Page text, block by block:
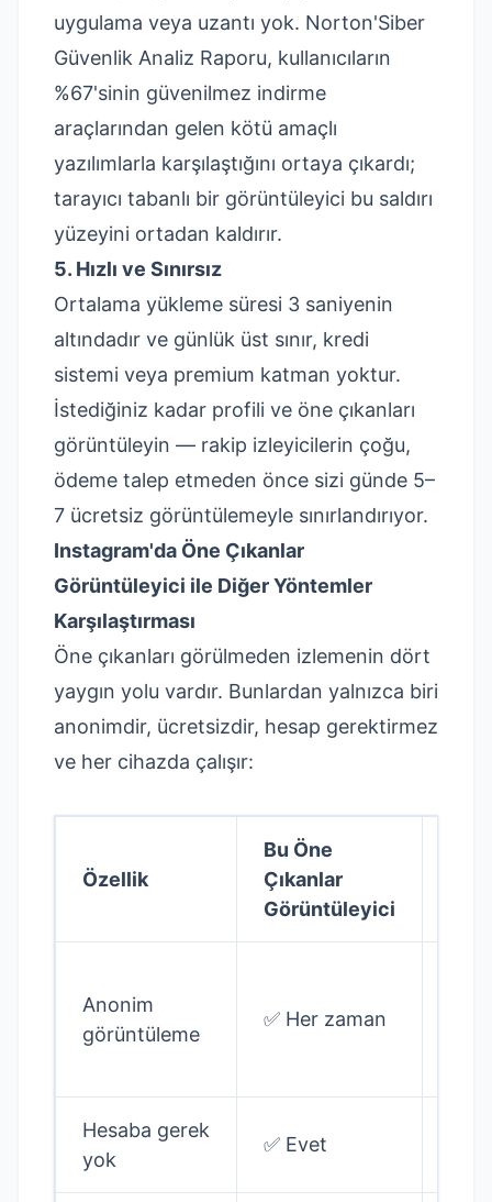
uygulama veya uzantı yok. Norton'Siber
Güvenlik Analiz Raporu, kullanıcıların
%67'sinin güvenilmez indirme
araçlarından gelen kötü amaçlı
yazılımlarla karşılaştığını ortaya çıkardı;
tarayıcı tabanlı bir görüntüleyici bu saldırı
yüzeyini ortadan kaldırır.
5. Hızlı ve Sınırsız
Ortalama yükleme süresi 3 saniyenin
altındadır ve günlük üst sınır, kredi
sistemi veya premium katman yoktur.
İstediğiniz kadar profili ve öne çıkanları
görüntüleyin — rakip izleyicilerin çoğu,
ödeme talep etmeden önce sizi günde 5–
7 ücretsiz görüntülemeyle sınırlandırıyor.
Instagram'da Öne Çıkanlar
Görüntüleyici ile Diğer Yöntemler
Karşılaştırması
Öne çıkanları görülmeden izlemenin dört
yaygın yolu vardır. Bunlardan yalnızca biri
anonimdir, ücretsizdir, hesap gerektirmez
ve her cihazda çalışır:
Özellik
Bu Öne
Çıkanlar
Görüntüleyici
Anonim
görüntüleme
✅ Her zaman
Hesaba gerek
yok
✅ Evet